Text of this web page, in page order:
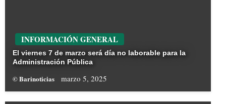
INFORMACIÓN GENERAL
El viernes 7 de marzo será día no laborable para la
Administración Pública
© Barinoticias marzo 5, 2025